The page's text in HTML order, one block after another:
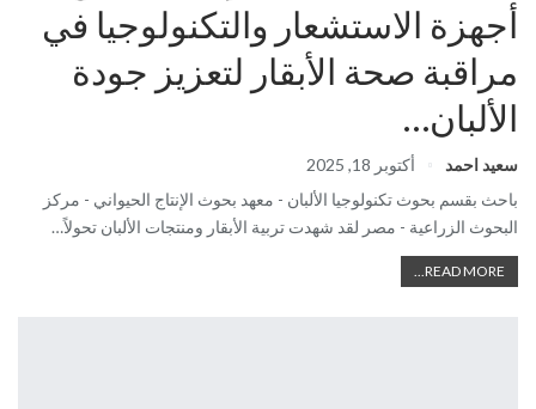
أجهزة الاستشعار والتكنولوجيا في
مراقبة صحة الأبقار لتعزيز جودة
الألبان…
سعيد احمد
أكتوبر 18, 2025
باحث بقسم بحوث تكنولوجيا الألبان - معهد بحوث الإنتاج الحيواني - مركز
البحوث الزراعية - مصر لقد شهدت تربية الأبقار ومنتجات الألبان تحولاً…
READ MORE...